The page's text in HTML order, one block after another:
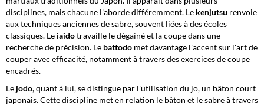
disciplines, mais chacune l'aborde différemment. Le kenjutsu renvoie
aux techniques anciennes de sabre, souvent liées à des écoles
classiques. Le iaidotravaille le dégainé et la coupe dans une
recherche de précision. Le battodo met davantage l'accent sur l'art de
couper avec efficacité, notamment à travers des exercices de coupe
encadrés.
Le jodo, quant à lui, se distingue par l'utilisation du jo, un bâton court
japonais. Cette discipline met en relation le bâton et le sabre à travers